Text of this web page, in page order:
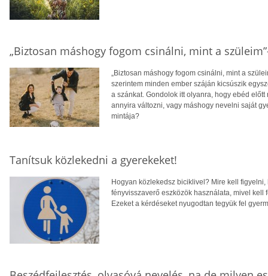
„Biztosan máshogy fogom csinálni, mint a
„Biztosan máshogy fogom csinálni, mint a
szerintem minden ember száján kicsúszik
a szánkat. Gondolok itt olyanra, hogy ebéd
annyira változni, vagy máshogy nevelni saját
mintája?
Tanítsuk közlekedni a gyerekeket!
Hogyan közlekedsz biciklivel? Mire kell
fényvisszaverő eszközök használata, mivel
Ezeket a kérdéseket nyugodtan tegyük fel